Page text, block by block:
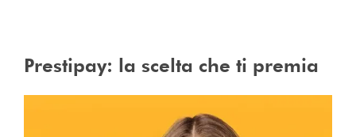
Prestipay: la scelta che ti premia